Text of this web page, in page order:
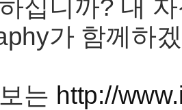
십니까? 내
가 함께하
는 http://